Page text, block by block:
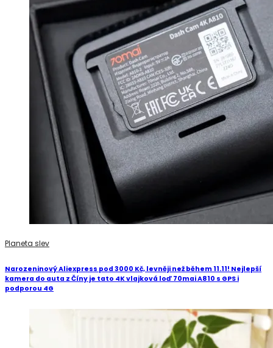
Planeta slev
Narozeninový Aliexpress pod 3000 Kč, levněji než během 11.11! Nejlepší
kamera do auta z Číny je tato 4K vlajková loď 70mai A810 s GPS i
podporou 4G